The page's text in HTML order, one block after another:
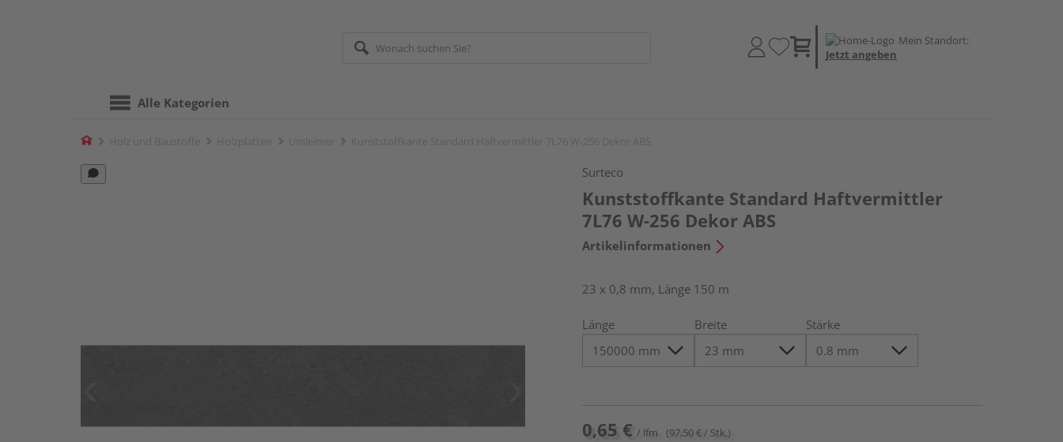
Mein Standort:
Jetzt angeben
Alle Kategorien
Home
Surteco
Kunststoffkante Standard Haftvermittler
7L76 W-256 Dekor ABS
Artikelinformationen
23 x 0,8 mm, Länge 150 m
Länge Breite Stärke
0,65 € / lfm (97,50 € / Stk.)